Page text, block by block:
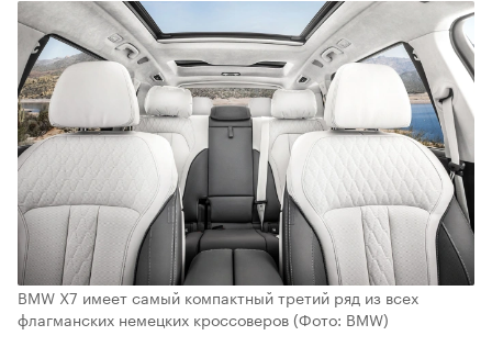
BMW X7 имеет самый компактный третий ряд из всех
флагманских немецких кроссоверов(Фото: BMW)